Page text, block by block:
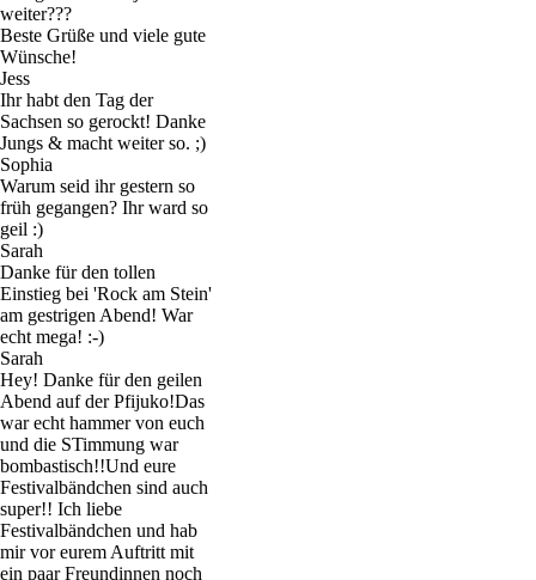
weiter???
Beste Grüße und viele gute
Wünsche!
Jess
Ihr habt den Tag der
Sachsen so gerockt! Danke
Jungs & macht weiter so. ;)
Sophia
Warum seid ihr gestern so
früh gegangen? Ihr ward so
geil :)
Sarah
Danke für den tollen
Einstieg bei 'Rock am Stein'
am gestrigen Abend! War
echt mega! :-)
Sarah
Hey! Danke für den geilen
Abend auf der Pfijuko!Das
war echt hammer von euch
und die STimmung war
bombastisch!!Und eure
Festivalbändchen sind auch
super!! Ich liebe
Festivalbändchen und hab
mir vor eurem Auftritt mit
ein paar Freundinnen noch